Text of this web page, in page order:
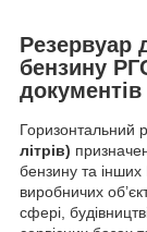
Резервуар
бензину
документів
Горизонтальний
літрів)
бензину та інших
виробничих
сфері,